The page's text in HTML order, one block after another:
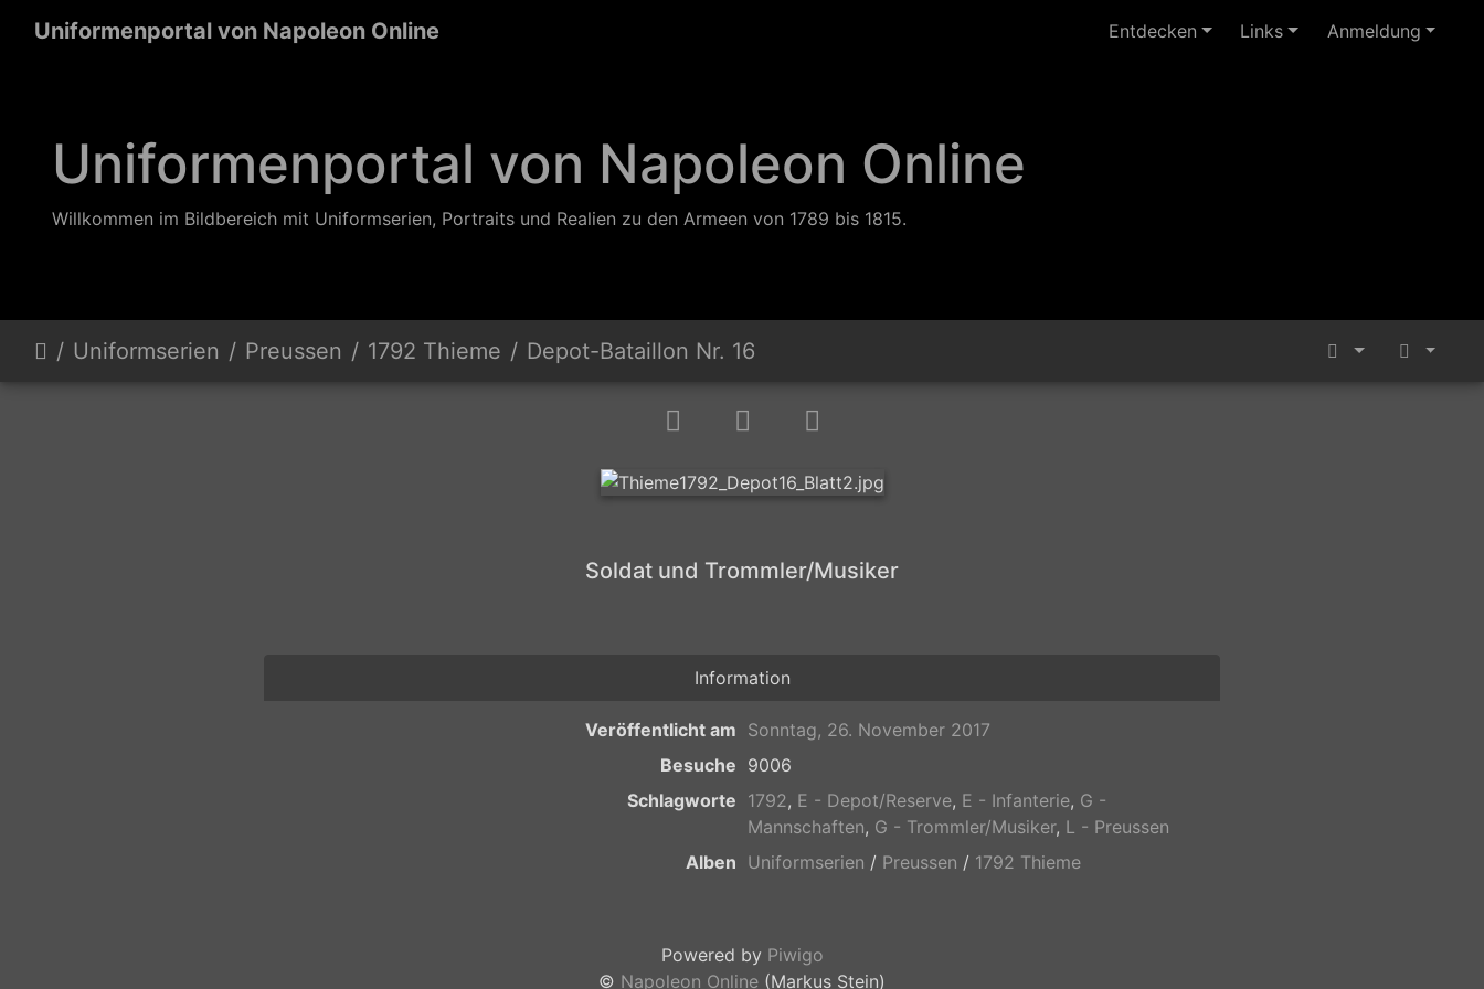
Uniformenportal von Napoleon Online Entdecken Links Anmeldung
Uniformenportal von Napoleon Online
Willkommen im Bildbereich mit Uniformserien, Portraits und Realien zu den Armeen von 1789 bis 1815.
Uniformserien Preussen 1792 Thieme Depot-Bataillon Nr. 16
Soldat und Trommler/Musiker
Information
Veröffentlicht am Sonntag, 26. November 2017
Besuche 9006
Schlagworte 1792 , E - Depot/Reserve, E - Infanterie, G -
Mannschaften, G - Trommler/Musiker, L - Preussen
Alben Uniformserien / Preussen / 1792 Thieme
Powered by Piwigo
© Napoleon Online (Markus Stein)